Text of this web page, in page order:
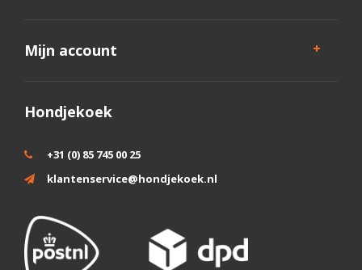
Mijn account
Hondjekoek
+31 (0) 85 745 00 25
klantenservice@hondjekoek.nl